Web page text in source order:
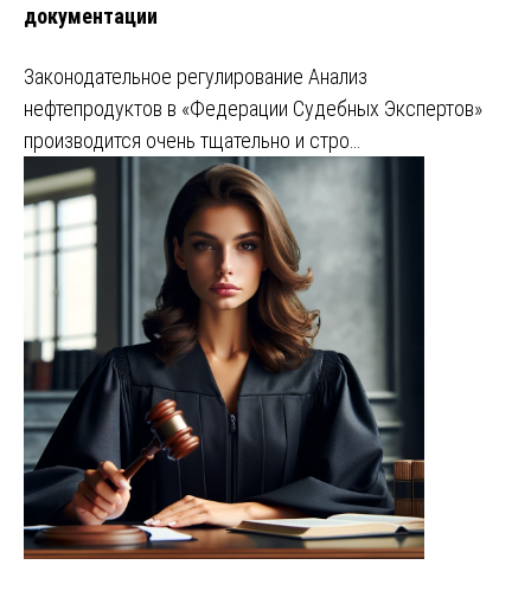
документации
Законодательное регулирование Анализ
нефтепродуктов в «Федерации Судебных Экспертов»
производится очень тщательно и стро…